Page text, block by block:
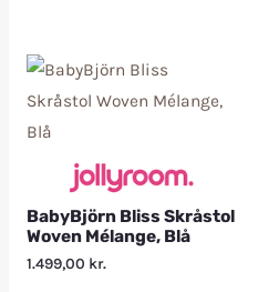
BabyBjörn Bliss Skråstol
Woven Mélange, Blå
1.499,00 kr.